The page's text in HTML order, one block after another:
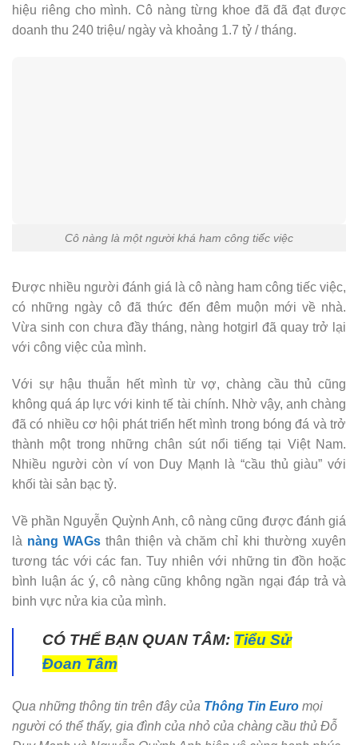
hiệu riêng cho mình. Cô nàng từng khoe đã đã đạt được
doanh thu 240 triệu/ ngày và khoảng 1.7 tỷ / tháng.
Cô nàng là một người khá ham công tiếc việc
Được nhiều người đánh giá là cô nàng ham công tiếc việc,
có những ngày cô đã thức đến đêm muộn mới về nhà.
Vừa sinh con chưa đầy tháng, nàng hotgirl đã quay trở lại
với công việc của mình.
Với sự hậu thuẫn hết mình từ vợ, chàng cầu thủ cũng
không quá áp lực với kinh tế tài chính. Nhờ vậy, anh chàng
đã có nhiều cơ hội phát triển hết mình trong bóng đá và trở
thành một trong những chân sút nổi tiếng tại Việt Nam.
Nhiều người còn ví von Duy Mạnh là “cầu thủ giàu” với
khối tài sản bạc tỷ.
Về phần Nguyễn Quỳnh Anh, cô nàng cũng được đánh giá
là nàng WAGsthân thiện và chăm chỉ khi thường xuyên
tương tác với các fan. Tuy nhiên với những tin đồn hoặc
bình luận ác ý, cô nàng cũng không ngần ngại đáp trả và
binh vực nửa kia của mình.
CÓ THỂ BẠN QUAN TÂM: Tiểu Sử
Đoan Tâm
Qua những thông tin trên đây của Thông Tin Euro mọi
người có thể thấy, gia đình của nhỏ của chàng cầu thủ Đỗ